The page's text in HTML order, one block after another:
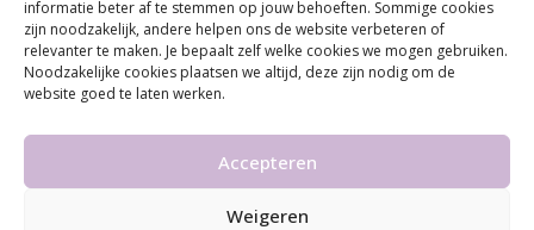
informatie beter af te stemmen op jouw behoeften. Sommige cookies
zijn noodzakelijk, andere helpen ons de website verbeteren of
relevanter te maken. Je bepaalt zelf welke cookies we mogen gebruiken.
Noodzakelijke cookies plaatsen we altijd, deze zijn nodig om de
website goed te laten werken.
Accepteren
Weigeren
van hormonale problemen bij vrouwen. Met ruim 100 locaties
behoort Care for Women tot één van de grootste organisaties op dit
vakgebied...